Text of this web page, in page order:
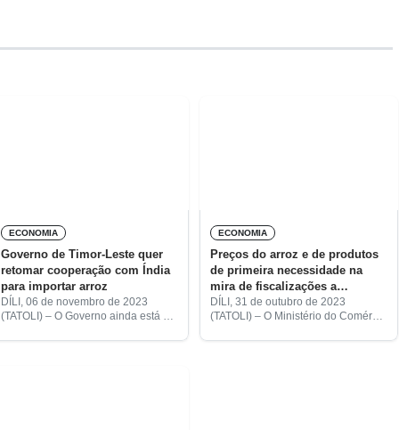
ECONOMIA
Governo de Timor-Leste quer
retomar cooperação com Índia
para importar arroz
DÍLI, 06 de novembro de 2023
(TATOLI) – O Governo ainda está a
ECONOMIA
Preços do arroz e de produtos
de primeira necessidade na
mira de fiscalizações a
retalhistas
DÍLI, 31 de outubro de 2023
(TATOLI) – O Ministério do Comércio